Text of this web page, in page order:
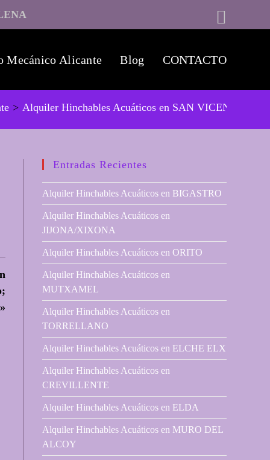
Mecánico Alicante Blog CONTACTO
> Alquiler Hinchables Acuáticos en SAN VICENTE DEL
Entradas Recientes
Alquiler Hinchables Acuáticos en BIGASTRO
Alquiler Hinchables Acuáticos en
JIJONA/XIXONA
Alquiler Hinchables Acuáticos en ORITO
Alquiler Hinchables Acuáticos en
MUTXAMEL
Alquiler Hinchables Acuáticos en
TORRELLANO
Alquiler Hinchables Acuáticos en ELCHE ELX
Alquiler Hinchables Acuáticos en
CREVILLENTE
Alquiler Hinchables Acuáticos en ELDA
Alquiler Hinchables Acuáticos en MURO DEL
ALCOY